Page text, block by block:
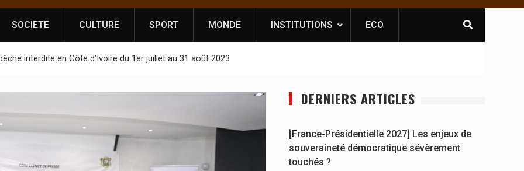
SOCIETE CULTURE SPORT MONDE INSTITUTIONS ECO
interdite en Côte d’Ivoire du 1er juillet au 31 août 2023
DERNIERS ARTICLES
[France-Présidentielle 2027] Les enjeux de
souveraineté démocratique sévèrement
touchés ?